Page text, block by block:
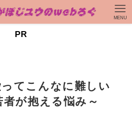
MENU
PR
てこんなに難しい
が抱える悩み～